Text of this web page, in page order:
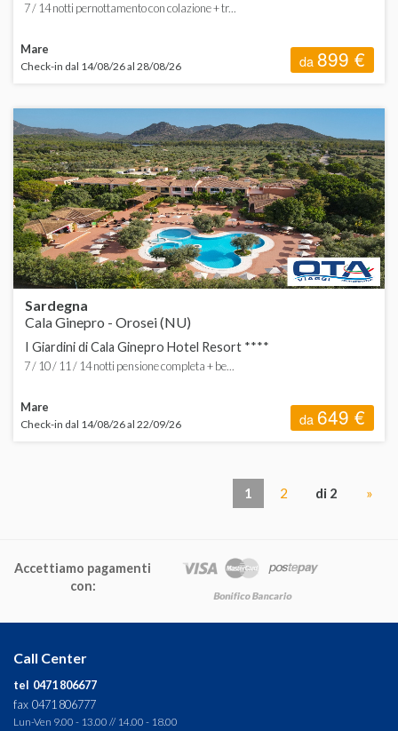
7 / 14 notti pernottamento con colazione + tr...
Mare
Check-in dal 14/08/26 al 28/08/26 da899 €
Sardegna
Cala Ginepro - Orosei (NU)
I Giardini di Cala Ginepro Hotel Resort ****
7 / 10 / 11 / 14 notti pensione completa + be...
Mare
Check-in dal 14/08/26 al 22/09/26 da 649 €
1 2 di 2 »
Accettiamo pagamenti
con:
Call Center
tel 0471 806677
fax 0471 806777
Lun-Ven 9.00 - 13.00 // 14.00 - 18.00